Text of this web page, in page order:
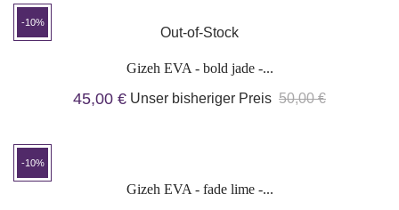
-10%
Out-of-Stock
Gizeh EVA - bold jade -...
45,00 € Unser bisheriger Preis 50,00 €
-10%
Gizeh EVA - fade lime -...